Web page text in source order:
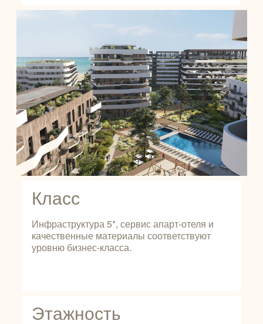
Этажность
Класс
Инфраструктура 5*, сервис апарт‑отеля и
качественные материалы соответствуют
уровню бизнес‑класса.